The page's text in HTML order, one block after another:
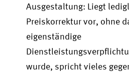
Ausgestaltung: Liegt
Preiskorrektur vor, ohne
eigenständige
wurde, spricht vieles